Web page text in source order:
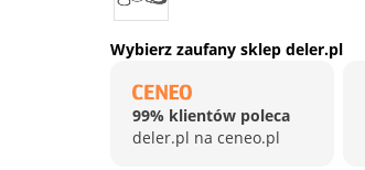
Wybierz zaufany sklep deler.pl
99% klientów poleca
deler.pl na ceneo.pl